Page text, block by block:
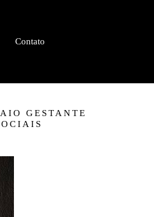
Contato
GESTANTE